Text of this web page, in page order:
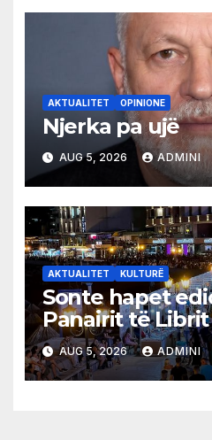
AKTUALITET OPINIONE
Njerka pa ujë
AUG 5, 2026 ADMINI
AKTUALITET KULTURË
Sonte hapet
Panairit të
AUG 5, 2026 ADMINI